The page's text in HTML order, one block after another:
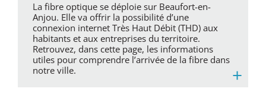
La fibre optique se déploie sur Beaufort-en-
Anjou. Elle va offrir la possibilité d’une
connexion internet Très Haut Débit (THD) aux
habitants et aux entreprises du territoire.
Retrouvez, dans cette page, les informations
utiles pour comprendre l’arrivée de la fibre dans
notre ville.
+